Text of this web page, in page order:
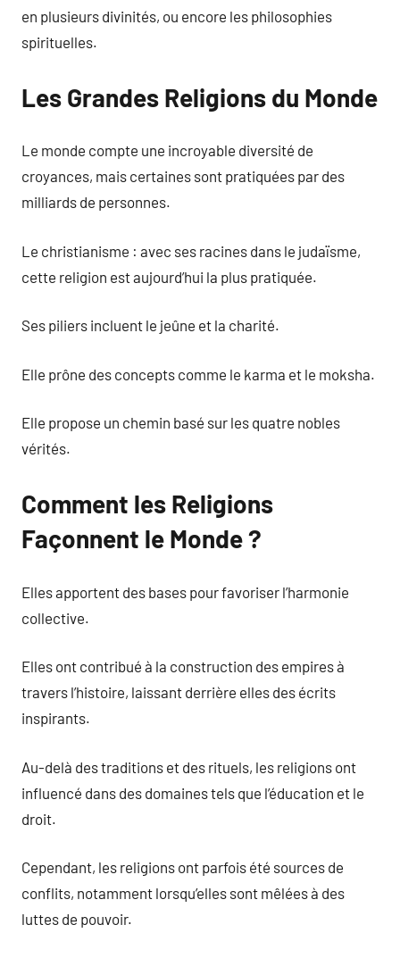
en plusieurs divinités, ou encore les philosophies
spirituelles.
Les Grandes Religions du Monde
Le monde compte une incroyable diversité de
croyances, mais certaines sont pratiquées par des
milliards de personnes.
Le christianisme : avec ses racines dans le judaïsme,
cette religion est aujourd’hui la plus pratiquée.
Ses piliers incluent le jeûne et la charité.
Elle prône des concepts comme le karma et le moksha.
Elle propose un chemin basé sur les quatre nobles
vérités.
Comment les Religions
Façonnent le Monde ?
Elles apportent des bases pour favoriser l’harmonie
collective.
Elles ont contribué à la construction des empires à
travers l’histoire, laissant derrière elles des écrits
inspirants.
Au-delà des traditions et des rituels, les religions ont
influencé dans des domaines tels que l’éducation et le
droit.
Cependant, les religions ont parfois été sources de
conflits, notamment lorsqu’elles sont mêlées à des
luttes de pouvoir.